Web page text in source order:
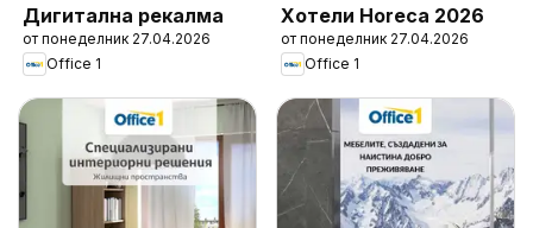
Дигитална рекалма
от понеделник 27.04.2026
Office 1
Хотели Horeca 2026
от понеделник 27.04.2026
Office 1